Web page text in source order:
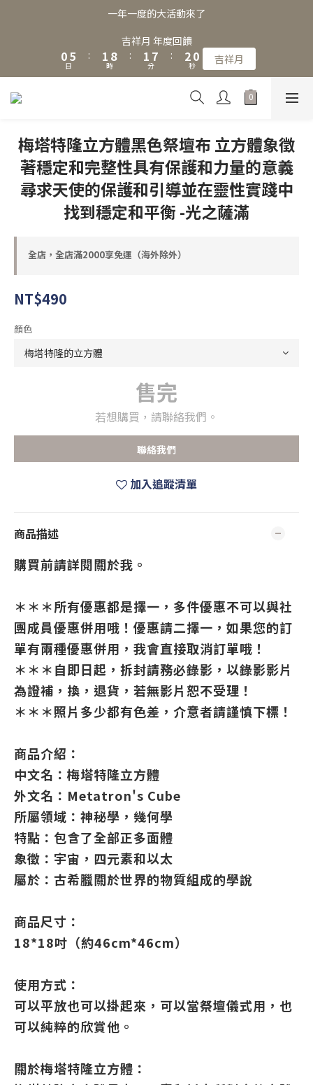
一年一度的大活動來了
吉祥月 年度回饋
05
4
日
:
1
0
8
7
2
1
0
時
:
4
2
1
0
8
7
6
2
1
0
分
:
5
3
2
1
3
0
秒 吉祥月
梅塔特隆立方體黑色祭壇布 立方體象徵
著穩定和完整性具有保護和力量的意義
尋求天使的保護和引導並在靈性實踐中
找到穩定和平衡 -光之薩滿
全店，全店滿2000享免運（海外除外）
NT$490
顏色
售完
若想購買，請聯絡我們。
聯絡我們
加入追蹤清單
商品描述
購買前請詳閱關於我。
＊＊＊所有優惠都是擇一，多件優惠不可以與社
團成員優惠併用哦！優惠請二擇一，如果您的訂
單有兩種優惠併用，我會直接取消訂單哦！
＊＊＊自即日起，拆封請務必錄影，以錄影影片
為證補，換，退貨，若無影片恕不受理！
＊＊＊照片多少都有色差，介意者請謹慎下標！
商品介紹：
中文名：梅塔特隆立方體
外文名：Metatron's Cube
所屬領域：神秘學，幾何學
特點：包含了全部正多面體
象徵：宇宙，四元素和以太
屬於：古希臘關於世界的物質組成的學說
商品尺寸：
18*18吋（約46cm*46cm）
使用方式：
可以平放也可以掛起來，可以當祭壇儀式用，也
可以純粹的欣賞他。
關於梅塔特隆立方體：